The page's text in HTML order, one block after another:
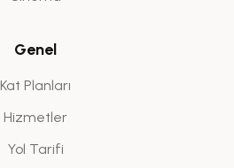
Genel
Kat Planları
Hizmetler
Yol Tarifi